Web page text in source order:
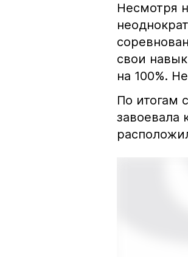
Несмотря
свои
на 100%.
По итогам